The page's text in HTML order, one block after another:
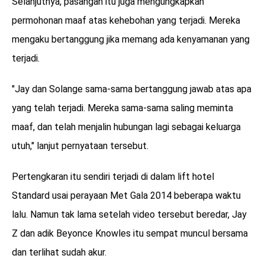
permohonan maaf atas kehebohan yang terjadi. Mereka
mengaku bertanggung jika memang ada kenyamanan yang
terjadi.
"Jay dan Solange sama-sama bertanggung jawab atas apa
yang telah terjadi. Mereka sama-sama saling meminta
maaf, dan telah menjalin hubungan lagi sebagai keluarga
utuh," lanjut pernyataan tersebut.
Pertengkaran itu sendiri terjadi di dalam lift hotel
Standard usai perayaan Met Gala 2014 beberapa waktu
lalu. Namun tak lama setelah video tersebut beredar, Jay
Z dan adik Beyonce Knowles itu sempat muncul bersama
dan terlihat sudah akur.